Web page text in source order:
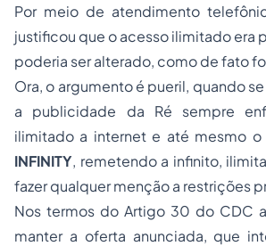
Por meio de atendimento
justificou que o acesso ilimitado era
poderia ser alterado, como de fato
Ora, o argumento é pueril, quando
a publicidade da Ré sempre
ilimitado a internet e até mesmo
INFINITY, remetendo a infinito,
fazer qualquer menção a restrições
Nos termos do Artigo 30 do CDC
manter a oferta anunciada, que